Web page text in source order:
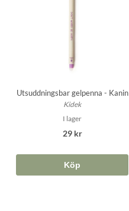
Utsuddningsbar gelpenna - Kanin
Kidek
I lager
29 kr
Köp